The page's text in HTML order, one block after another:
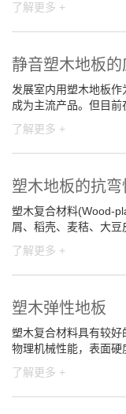
了解更多 +
静音塑木地板的
发展室内用塑木地板
成为主流产品。但目
了解更多 +
塑木地板的抗
塑木复合材料(Wood-
屑、稻壳、麦秸、大
了解更多 +
塑木弹性地板
塑木复合材料具有较
物理机械性能，表面
了解更多 +